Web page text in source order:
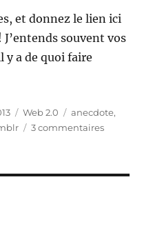
et donnez le lien ici
souvent vos
y a de quoi faire
Catégories
Web 2.0 Étiquettes
anecdote,
3 commentairessur